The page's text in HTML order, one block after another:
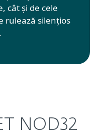
cât și de cele
rulează silențios
NOD32